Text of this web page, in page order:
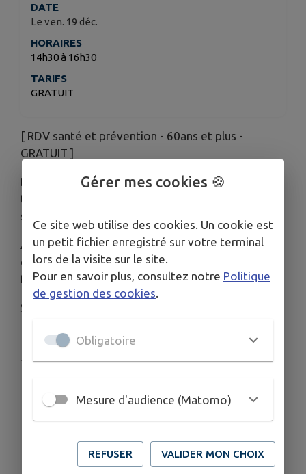
DATE
Le ven. 19 déc.
HORAIRES
14h30 à 16h30
TARIFS
GRATUIT
[ RDV santé et prévention - 60ans et plus -
GRATUIT ]
Découvrez ce qu’est l’équilibre alimentaire à
travers la confection de deux smoothies de
saison.
Avec les conseils d’un professionnel, apprenez à
composer des repas équilibrés tout en vous
faisant plaisir.
Sur inscription au 03.81.31.81.31
Gérer mes cookies 🍪
Ce site web utilise des cookies. Un cookie est
un petit fichier enregistré sur votre terminal
lors de la visite sur le site.
Pour en savoir plus, consultez notre Politique
de gestion des cookies.
Obligatoire
Mesure d'audience (Matomo)
REFUSER VALIDER MON CHOIX